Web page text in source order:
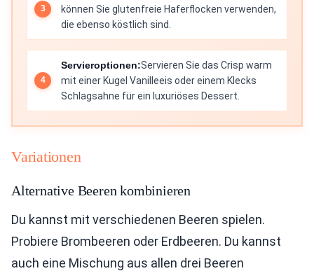
können Sie glutenfreie Haferflocken verwenden,
die ebenso köstlich sind.
Servieroptionen:Servieren Sie das Crisp warm
mit einer Kugel Vanilleeis oder einem Klecks
Schlagsahne für ein luxuriöses Dessert.
Variationen
Alternative Beeren kombinieren
Du kannst mit verschiedenen Beeren spielen.
Probiere Brombeeren oder Erdbeeren. Du kannst
auch eine Mischung aus allen drei Beeren